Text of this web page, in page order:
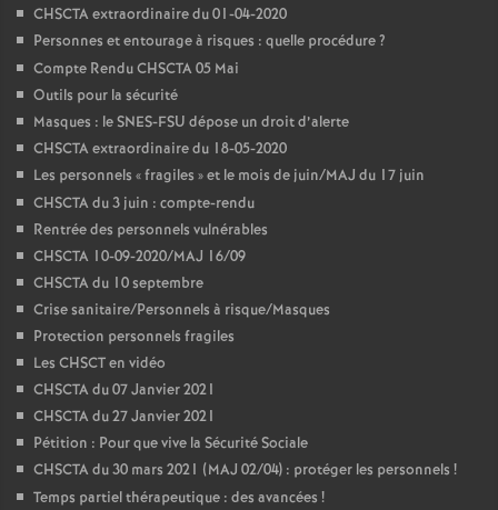
CHSCTA extraordinaire du 01-04-2020
Personnes et entourage à risques : quelle procédure?
Compte Rendu CHSCTA 05 Mai
Outils pour la sécurité
Masques : le SNES-FSU dépose un droit d’alerte
CHSCTA extraordinaire du 18-05-2020
Les personnels «fragiles » et le mois de juin/MAJ du 17 juin
CHSCTA du 3 juin : compte-rendu
Rentrée des personnels vulnérables
CHSCTA 10-09-2020/MAJ 16/09
CHSCTA du 10 septembre
Crise sanitaire/Personnels à risque/Masques
Protection personnels fragiles
Les CHSCT en vidéo
CHSCTA du 07 Janvier 2021
CHSCTA du 27 Janvier 2021
Pétition : Pour que vive la Sécurité Sociale
CHSCTA du 30 mars 2021 (MAJ 02/04) : protéger les personnels !
Temps partiel thérapeutique : des avancées !